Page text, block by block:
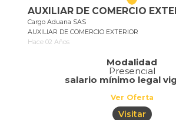
AUXILIAR DE COMERCIO
Cargo Aduana SAS
AUXILIAR DE COMERCIO EXTERIOR
Hace 02 Años
Modalidad
Presencial
salario mínimo legal
Ver Oferta
Visitar